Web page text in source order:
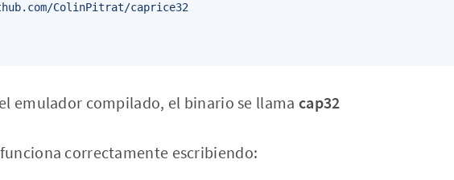
ColinPitrat/caprice32
emulador compilado, el binario se llama cap32
correctamente escribiendo: